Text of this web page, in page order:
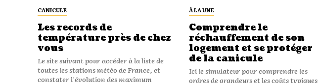
CANICULE
Les records de
température près de chez
vous
Le site suivant pour accéder à la liste de
toutes les stations météo de France, et
constater l'évolution des maximum
À LA UNE
Comprendre le
réchauffement de son
logement et se protéger
de la canicule
Ici le simulateur pour comprendre les
ordres de grandeurs et les coûts typiques